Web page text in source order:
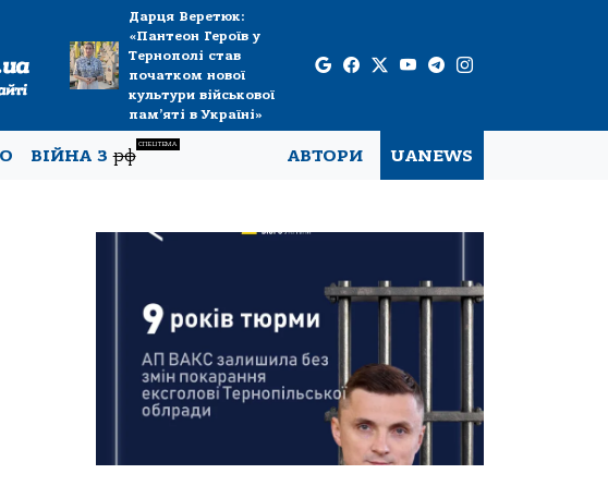
Дарця Веретюк:
«Пантеон Героїв у
Тернополі став
початком нової
культури військової
пам’яті в Україні»
ВІЙНА Зрф
СПЕЦТЕМА
АВТОРИ UANEWS